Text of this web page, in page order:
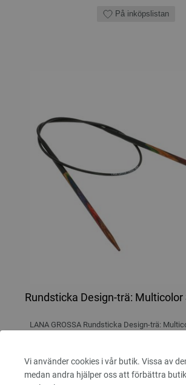
Vi använder cookies i vår butik. Vissa av
medan andra hjälper oss att förbättra
På inköpslistan
Rundsticka Design-trä:
LANA GROSSA Rundsticka Design-trä:
7,14 €